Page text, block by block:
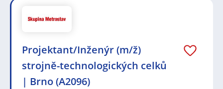
Projektant/Inženýr (m/ž)
strojně-technologických celků
| Brno (A2096)